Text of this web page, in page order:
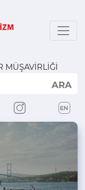
MÜŞAVİRLİĞİ
ARA